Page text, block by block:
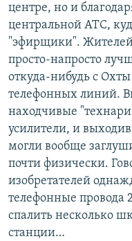
центре, но и
центральной АТС,
"эфирщики".
просто-напросто
откуда-нибудь с
телефонных линий.
находчивые
усилители, и
могли вообще
почти физически.
изобретателей
телефонные провода
спалить несколько
станции…